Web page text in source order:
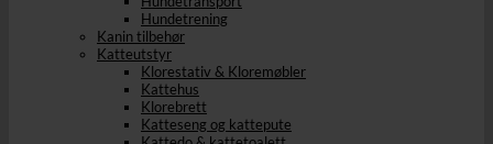
Hundetrening
Kanin tilbehør
Katteutstyr
Klorestativ & Kloremøbler
Kattehus
Klorebrett
Katteseng og kattepute